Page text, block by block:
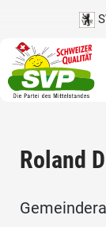
Roland